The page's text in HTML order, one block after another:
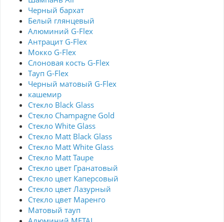
Черный бархат
Белый глянцевый
Алюминий G-Flex
Антрацит G-Flex
Мокко G-Flex
Слоновая кость G-Flex
Тауп G-Flex
Черный матовый G-Flex
кашемир
Стекло Black Glass
Стекло Champagne Gold
Стекло White Glass
Стекло Matt Black Glass
Стекло Matt White Glass
Стекло Matt Taupe
Стекло цвет Гранатовый
Стекло цвет Каперсовый
Стекло цвет Лазурный
Стекло цвет Маренго
Матовый тауп